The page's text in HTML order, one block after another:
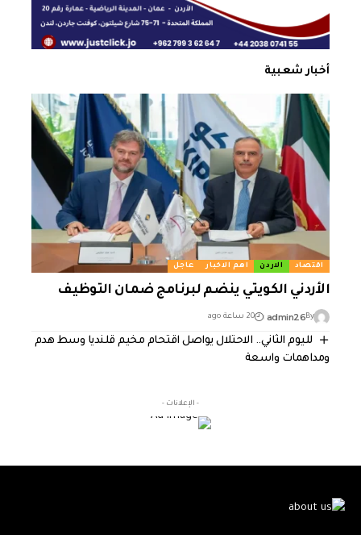
أخبار شعبية
اقتصاد الاردن اهم الاخبار عاجل
الأردني الكويتي ينضم لبرنامج ضمان التوظيف
By
admin26 20 ساعة ago
لليوم الثاني.. الاحتلال يواصل اقتحام مخيم قلنديا وسط هدم
ومداهمات واسعة
- الإعلانات -